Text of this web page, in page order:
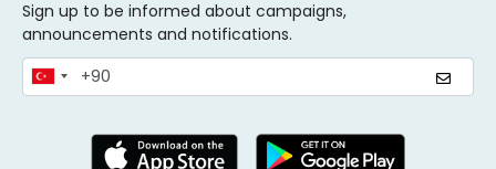
Sign up to be informed about campaigns,
announcements and notifications.